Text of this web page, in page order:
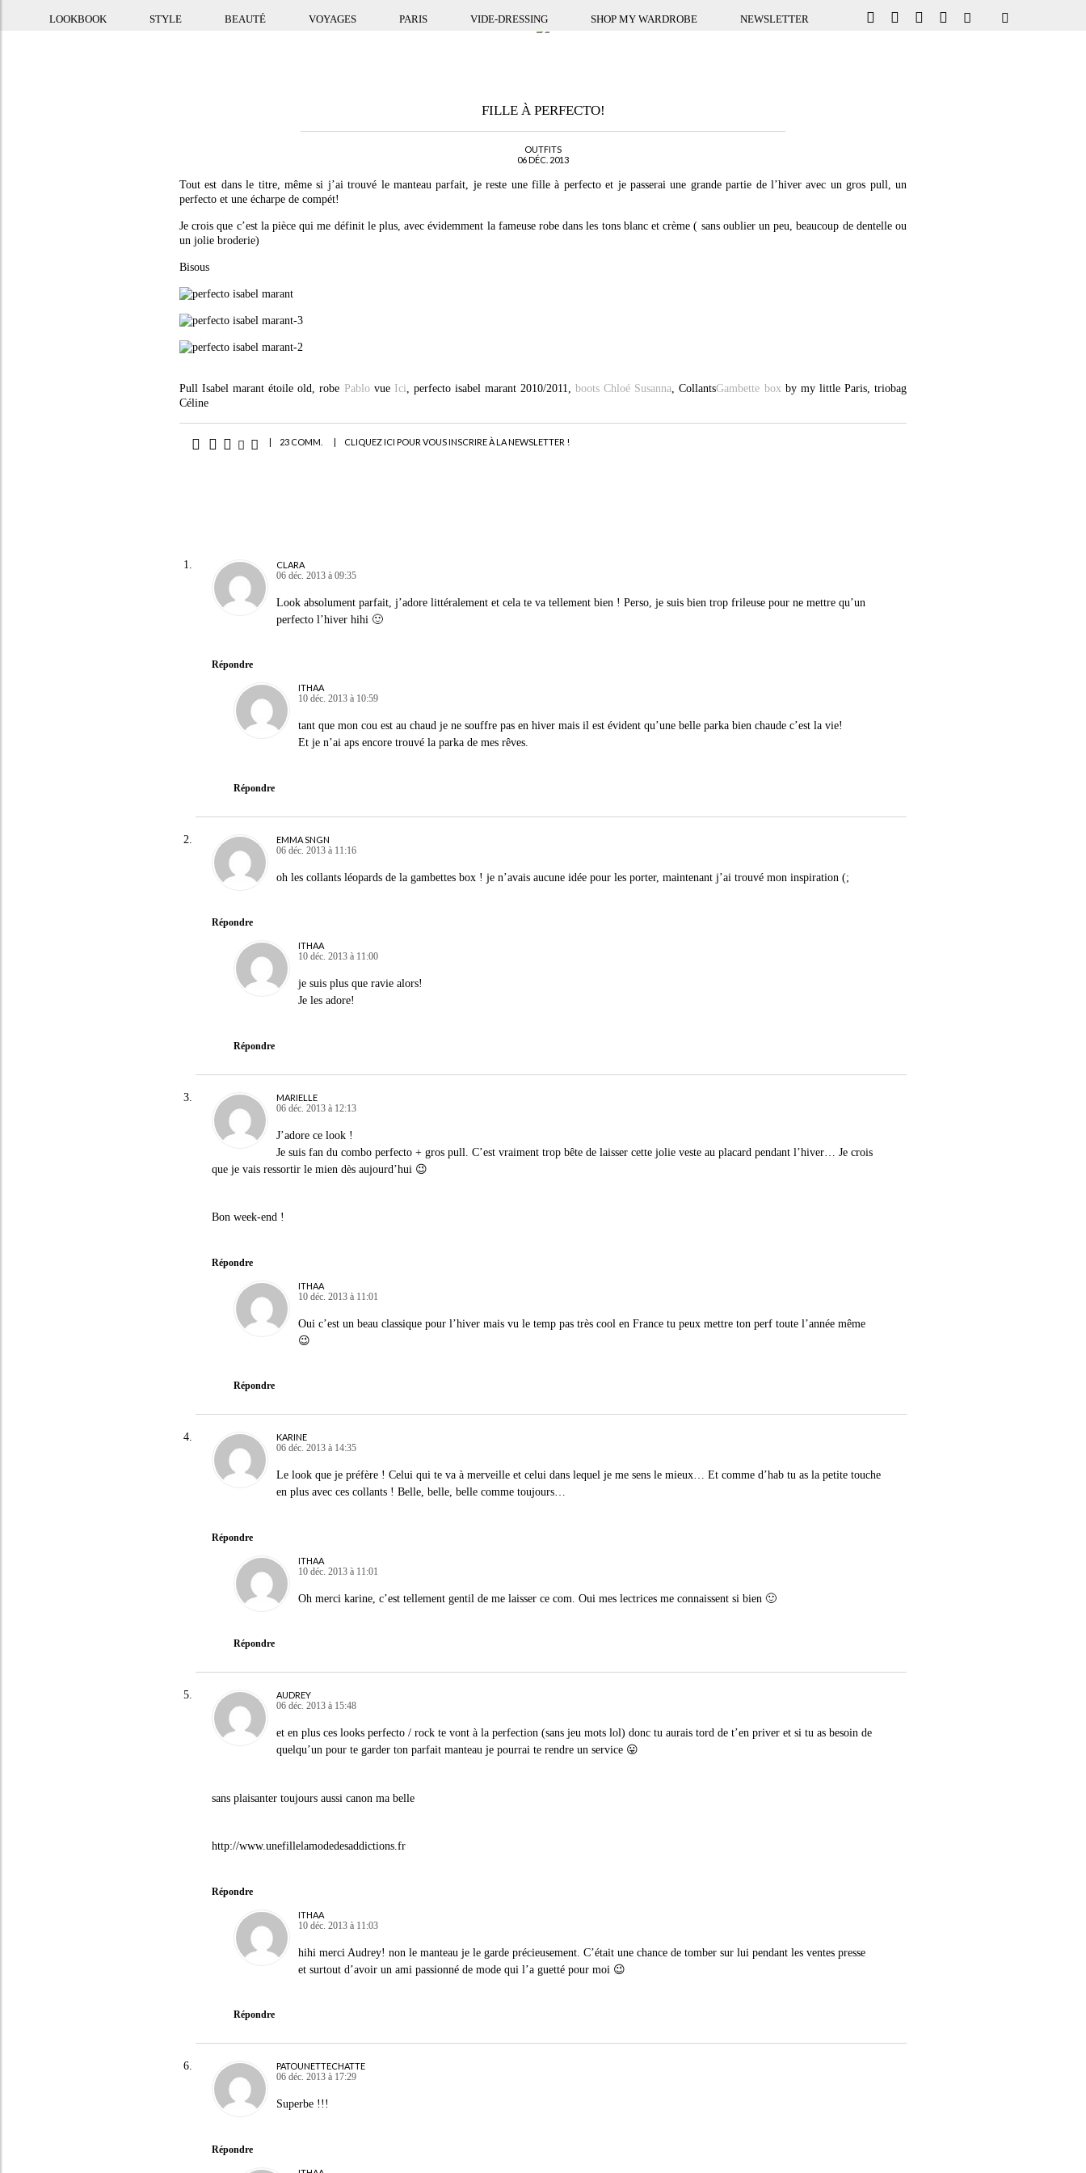
LOOKBOOK STYLE BEAUTÉ VOYAGES PARIS VIDE-DRESSING SHOP MY WARDROBE NEWSLETTER
FILLE À PERFECTO!
OUTFITS
06 DÉC. 2013
Tout est dans le titre, même si j’ai trouvé le manteau parfait, je reste une fille à perfecto et je passerai une grande partie de l’hiver avec un gros pull, un
perfecto et une écharpe de compét!
Je crois que c’est la pièce qui me définit le plus, avec évidemment la fameuse robe dans les tons blanc et crème ( sans oublier un peu, beaucoup de dentelle ou
un jolie broderie)
Bisous
Pull Isabel marant étoile old, robe Pablovue Ici, perfecto isabel marant 2010/2011,boots Chloé Susanna, CollantsGambette boxby my little Paris, triobag
Céline
| 23 COMM. | CLIQUEZ ICI POUR VOUS INSCRIRE À LA NEWSLETTER !
CLARA
06 déc. 2013 à 09:35
Look absolument parfait, j’adore littéralement et cela te va tellement bien ! Perso, je suis bien trop frileuse pour ne mettre qu’un
perfecto l’hiver hihi 🙂
Répondre
ITHAA
10 déc. 2013 à 10:59
tant que mon cou est au chaud je ne souffre pas en hiver mais il est évident qu’une belle parka bien chaude c’est la vie!
Et je n’ai aps encore trouvé la parka de mes rêves.
Répondre
EMMA SNGN
06 déc. 2013 à 11:16
oh les collants léopards de la gambettes box ! je n’avais aucune idée pour les porter, maintenant j’ai trouvé mon inspiration (;
Répondre
ITHAA
10 déc. 2013 à 11:00
je suis plus que ravie alors!
Je les adore!
Répondre
MARIELLE
06 déc. 2013 à 12:13
J’adore ce look !
Je suis fan du combo perfecto + gros pull. C’est vraiment trop bête de laisser cette jolie veste au placard pendant l’hiver… Je crois
que je vais ressortir le mien dès aujourd’hui 😉
Bon week-end !
Répondre
ITHAA
10 déc. 2013 à 11:01
Oui c’est un beau classique pour l’hiver mais vu le temp pas très cool en France tu peux mettre ton perf toute l’année même
😉
Répondre
KARINE
06 déc. 2013 à 14:35
Le look que je préfère ! Celui qui te va à merveille et celui dans lequel je me sens le mieux… Et comme d’hab tu as la petite touche
en plus avec ces collants ! Belle, belle, belle comme toujours…
Répondre
ITHAA
10 déc. 2013 à 11:01
Oh merci karine, c’est tellement gentil de me laisser ce com. Oui mes lectrices me connaissent si bien 🙂
Répondre
AUDREY
06 déc. 2013 à 15:48
et en plus ces looks perfecto / rock te vont à la perfection (sans jeu mots lol) donc tu aurais tord de t’en priver et si tu as besoin de
quelqu’un pour te garder ton parfait manteau je pourrai te rendre un service 😛
sans plaisanter toujours aussi canon ma belle
http://www.unefillelamodedesaddictions.fr
Répondre
ITHAA
10 déc. 2013 à 11:03
hihi merci Audrey! non le manteau je le garde précieusement. C’était une chance de tomber sur lui pendant les ventes presse
et surtout d’avoir un ami passionné de mode qui l’a guetté pour moi 😉
Répondre
PATOUNETTECHATTE
06 déc. 2013 à 17:29
Superbe !!!
Répondre